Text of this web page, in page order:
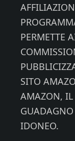
PERMETTE
SITO
AMAZON, IL
IDONEO.